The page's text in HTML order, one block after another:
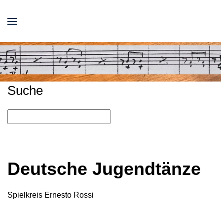
Suche
Deutsche Jugendtänze
Spielkreis Ernesto Rossi